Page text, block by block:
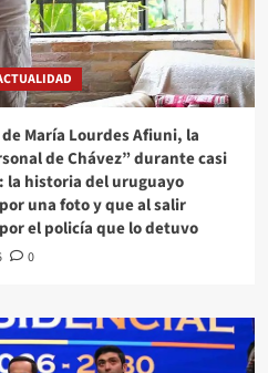
María Lourdes Afiuni, la
de Chávez” durante casi
la historia del uruguayo
una foto y que al salir
el policía que lo detuvo
0